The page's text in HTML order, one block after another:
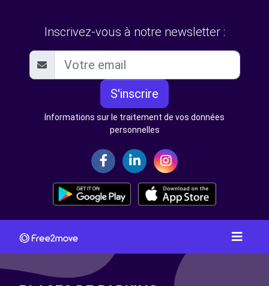
Inscrivez-vous à notre newsletter :
S'inscrire
Informations sur le traitement de vos données
personnelles